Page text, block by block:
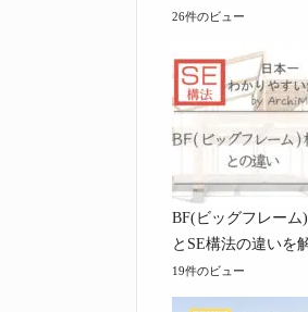
26件のビュー
BF(ビッグフレーム
とSE構法の違いを
19件のビュー